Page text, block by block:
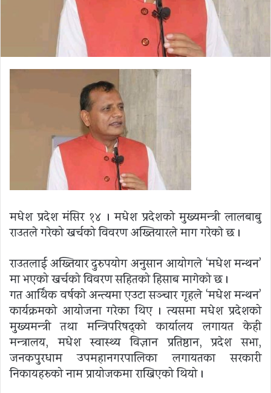
मधेश प्रदेश मंसिर १४ । मधेश प्रदेशको मुख्यमन्त्री लालबाबु
राउतले गरेको खर्चको विवरण अख्तियारले माग गरेकाे छ ।
राउतलाई अख्तियार दुरुपयोग अनुसन्धान आयोगले ‘मधेश मन्थन’
मा भएको खर्चको विवरण सहितको हिसाब मागेको छ ।
गत आर्थिक वर्षको अन्त्यमा एउटा सञ्चार गृहले ‘मधेश मन्थन’
कार्यक्रमको आयोजना गरेका थिए । त्यसमा मधेश प्रदेशको
मुख्यमन्त्री तथा मन्त्रिपरिषद्को कार्यालय लगायत केही
मन्त्रालय, मधेश स्वास्थ्य विज्ञान प्रतिष्ठान, प्रदेश सभा,
जनकपुरधाम उपमहानगरपालिका लगायतका सरकारी
निकायहरुको नाम प्रायोजकमा राखिएको थियो ।